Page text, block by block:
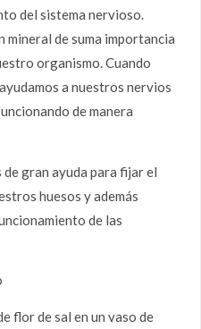
del sistema nervioso.
mineral de suma importancia
organismo. Cuando
a nuestros nervios
de manera
de gran ayuda para fijar el
huesos y además
de las
flor de sal en un vaso de